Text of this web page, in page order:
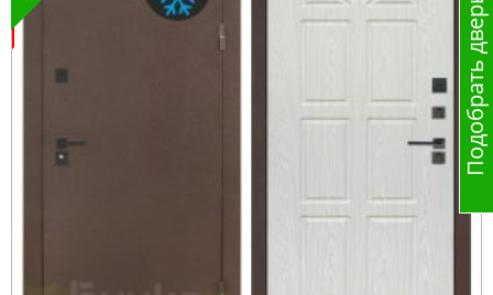
Подобрать дверь